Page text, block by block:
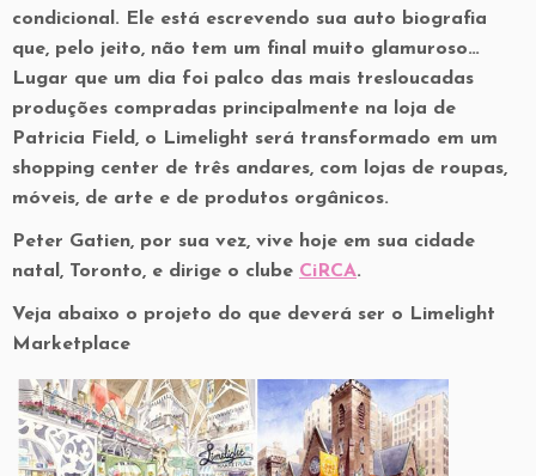
condicional. Ele está escrevendo sua auto biografia
que, pelo jeito, não tem um final muito glamuroso…
Lugar que um dia foi palco das mais tresloucadas
produções compradas principalmente na loja de
Patricia Field, o Limelight será transformado em um
shopping center de três andares, com lojas de roupas,
móveis, de arte e de produtos orgânicos.
Peter Gatien, por sua vez, vive hoje em sua cidade
natal, Toronto, e dirige o clube CiRCA.
Veja abaixo o projeto do que deverá ser o Limelight
Marketplace